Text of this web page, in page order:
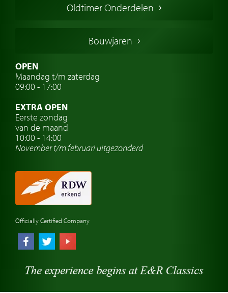
Franse oldtimers
Zweedse oldtimers
Oldtimer verzekering
Oldtimer reizen
Oldtimerwerkplaats
Automerk horloges
Classic cars Nederland
Oldtimer Onderdelen
Bouwjaren
OPEN
Maandag t/m zaterdag
09:00 - 17:00
EXTRA OPEN
Eerste zondag
van de maand
10:00 - 14:00
November t/m februariuitgezonderd
Officially Certified Company